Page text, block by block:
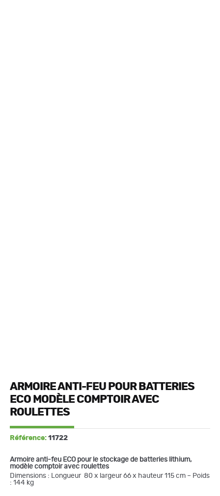
ARMOIRE ANTI-FEU POUR BATTERIES
ECO MODÈLE COMPTOIR AVEC
ROULETTES
Référence: 11722
Armoire anti-feu ECO pour le stockage de batteries lithium,
modèle comptoir avec roulettes
Dimensions : Longueur 80 x largeur 66 x hauteur 115 cm – Poids
: 144 kg